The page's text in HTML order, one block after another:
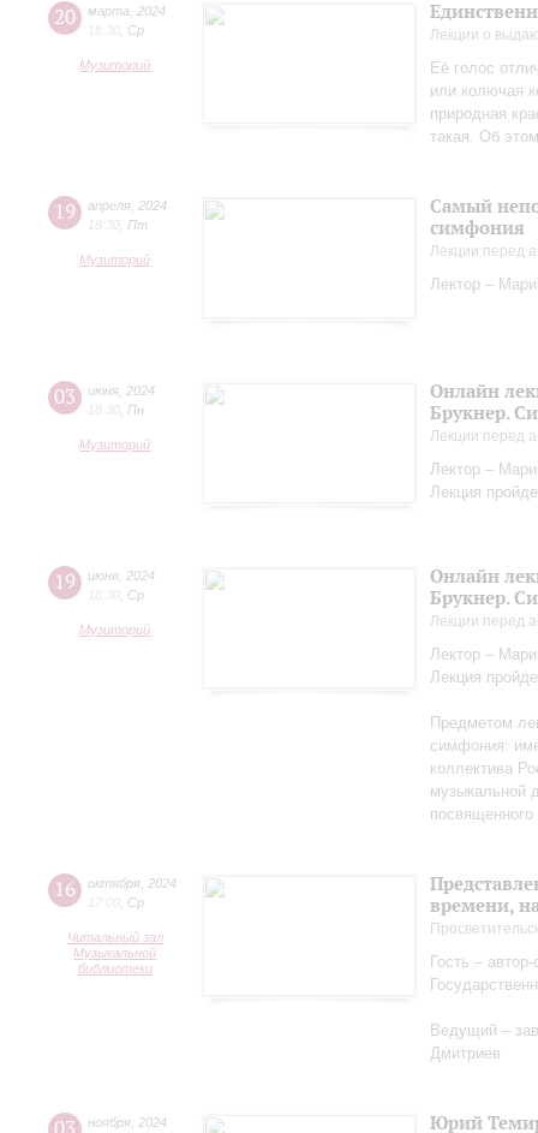
20 марта
2024
18:30 Ср
Музиторий
Лекции о
Её голос
или колючая
природная
такая. Об
19 апреля 2024
18:30 Пт
Музиторий
Самый
симфония
Лекции перед
Лектор –
03 июня 2024
18:30 Пн
Музиторий
Онлайн
Брукнер.
Лекции перед
Лектор –
Лекция
19 июня 2024
18:30 Ср
Музиторий
Онлайн
Брукнер.
Лекции перед
Лектор –
Лекция
Предметом
симфония:
коллектива
музыкальной
16 октября 2024
17:00 Ср
Читальный зал
Музыкальной
библиотеки
времени,
Гость –
Ведущий –
Дмитриев
ноября 2024 Юрий